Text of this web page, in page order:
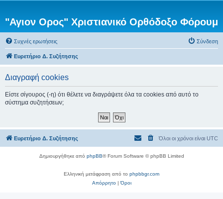
"Αγιον Ορος" Χριστιανικό Ορθόδοξο Φόρουμ
Συχνές ερωτήσεις Σύνδεση
Ευρετήριο Δ. Συζήτησης
Διαγραφή cookies
Είστε σίγουρος (-η) ότι θέλετε να διαγράψετε όλα τα cookies από αυτό το
σύστημα συζητήσεων;
Ευρετήριο Δ. Συζήτησης Όλοι οι χρόνοι είναι UTC
Δημιουργήθηκε από phpBB® Forum Software © phpBB Limited
Ελληνική μετάφραση από το phpbbgr.com
Απόρρητο|Όροι